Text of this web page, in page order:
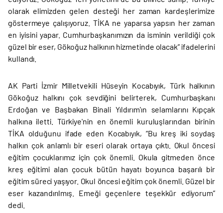
olarak elimizden gelen desteği her zaman kardeşlerimize
göstermeye çalışıyoruz. TİKA ne yaparsa yapsın her zaman
en iyisini yapar. Cumhurbaşkanımızın da isminin verildiği çok
güzel bir eser, Gökoğuz halkının hizmetinde olacak” ifadelerini
kullandı.
AK Parti İzmir Milletvekili Hüseyin Kocabıyık, Türk halkının
Gökoğuz halkını çok sevdiğini belirterek, Cumhurbaşkanı
Erdoğan ve Başbakan Binali Yıldırım'ın selamlarını Kıpçak
halkına iletti. Türkiye'nin en önemli kuruluşlarından birinin
TİKA olduğunu ifade eden Kocabıyık, “Bu kreş iki soydaş
halkın çok anlamlı bir eseri olarak ortaya çıktı. Okul öncesi
eğitim çocuklarımız için çok önemli. Okula gitmeden önce
kreş eğitimi alan çocuk bütün hayatı boyunca başarılı bir
eğitim süreci yaşıyor. Okul öncesi eğitim çok önemli. Güzel bir
eser kazandırılmış. Emeği geçenlere teşekkür ediyorum”
dedi.